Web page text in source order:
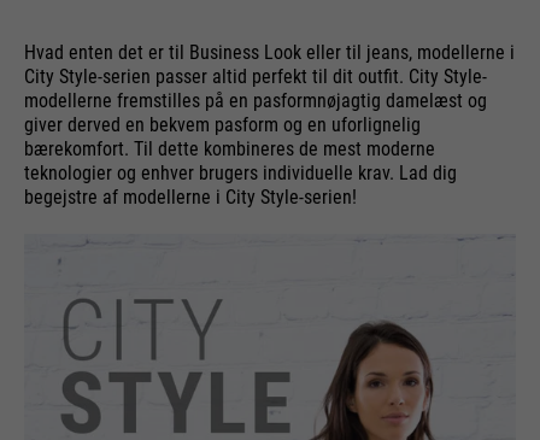
Hvad enten det er til Business Look eller til jeans, modellerne i
City Style-serien passer altid perfekt til dit outfit. City Style-
modellerne fremstilles på en pasformnøjagtig damelæst og
giver derved en bekvem pasform og en uforlignelig
bærekomfort. Til dette kombineres de mest moderne
teknologier og enhver brugers individuelle krav. Lad dig
begejstre af modellerne i City Style-serien!